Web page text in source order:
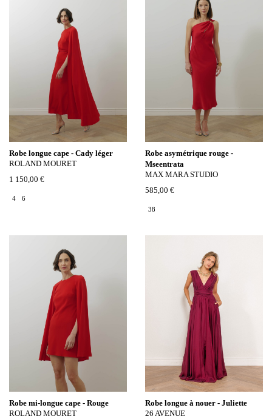
Robe longue cape - Cady léger
ROLAND MOURET
1 150,00 €
4 6
Robe asymétrique rouge -
Mseentrata
MAX MARA STUDIO
585,00 €
38
Robe mi-longue cape - Rouge
ROLAND MOURET
Robe longue à nouer - Juliette
26 AVENUE